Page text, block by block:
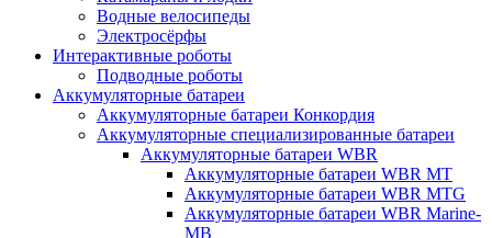
Водные велосипеды
Электросёрфы
Интерактивные роботы
Подводные роботы
Аккумуляторные батареи
Аккумуляторные батареи Конкордия
Аккумуляторные специализированные батареи
Аккумуляторные батареи WBR
Аккумуляторные батареи WBR MT
Аккумуляторные батареи WBR MTG
Аккумуляторные батареи WBR Marine-
MB